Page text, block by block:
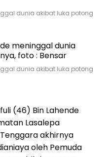
dunia akibat luka potong
dunia akibat luka potong
(46) Bin Lahende
Lasalepa
akhirnya
oleh Pemuda